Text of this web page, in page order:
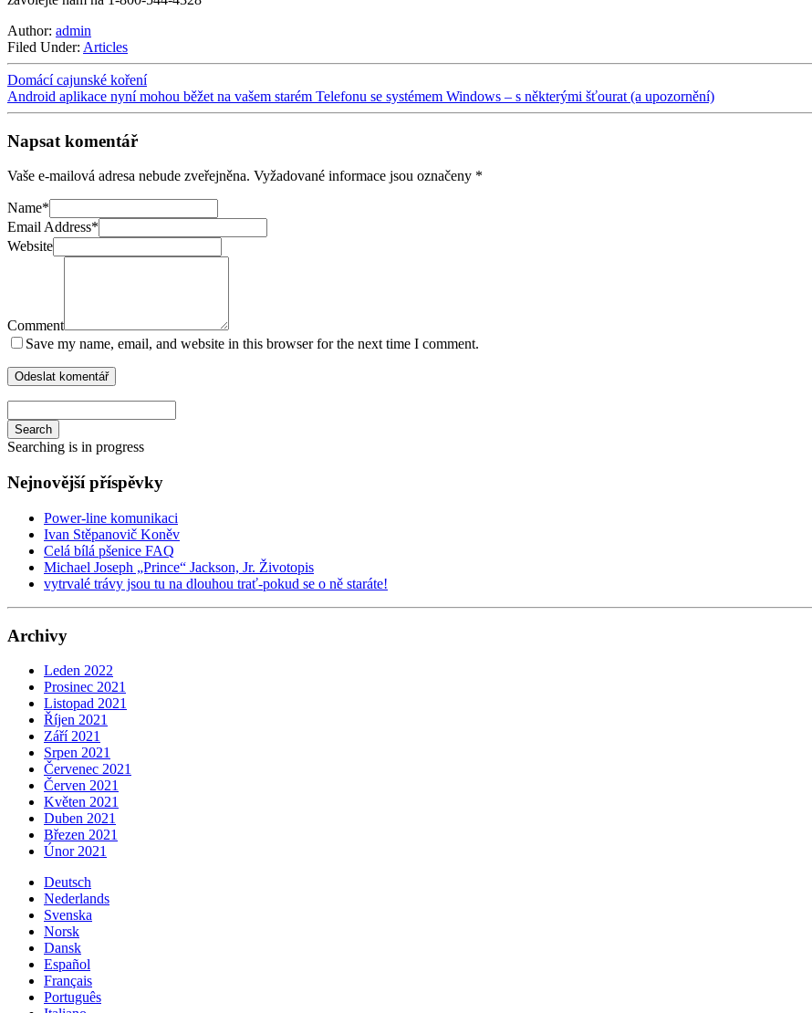
Author: admin
Filed Under: Articles
Domácí cajunské koření
Android aplikace nyní mohou běžet na vašem starém Telefonu se systémem Windows – s některými šťourat (a upozornění)
Napsat komentář
Vaše e-mailová adresa nebude zveřejněna. Vyžadované informace jsou označeny *
Name*
Email Address*
Website
Comment
Save my name, email, and website in this browser for the next time I comment.
Search
Searching is in progress
Nejnovější příspěvky
Power-line komunikaci
Ivan Stěpanovič Koněv
Celá bílá pšenice FAQ
Michael Joseph „Prince“ Jackson, Jr. Životopis
vytrvalé trávy jsou tu na dlouhou trať-pokud se o ně staráte!
Archivy
Leden 2022
Prosinec 2021
Listopad 2021
Říjen 2021
Září 2021
Srpen 2021
Červenec 2021
Červen 2021
Květen 2021
Duben 2021
Březen 2021
Únor 2021
Deutsch
Nederlands
Svenska
Norsk
Dansk
Español
Français
Português